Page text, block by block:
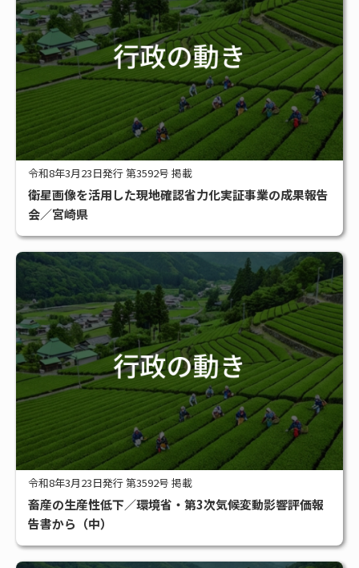
令和8年3月23日発行 第3592号 掲載
衛星画像を活用した現地確認省力化実証事業の成果報告
会／宮崎県
令和8年3月23日発行 第3592号 掲載
畜産の生産性低下／環境省・第3次気候変動影響評価報
告書から（中）